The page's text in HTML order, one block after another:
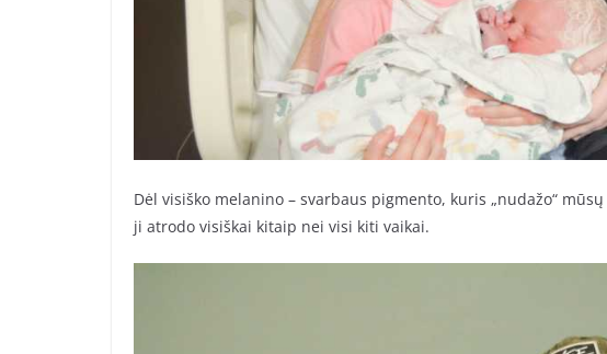
Dėl visiško melanino – svarbaus pigmento, kuris „nudažo“
ji atrodo visiškai kitaip nei visi kiti vaikai.